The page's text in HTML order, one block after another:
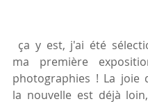
ma première
photographies ! La joie
la nouvelle est déjà